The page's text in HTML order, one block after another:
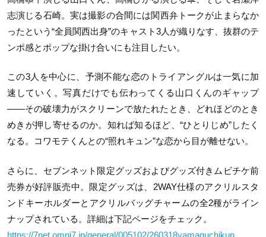
志演じる石崎。実は撮影の合間には関西弁トークが止まらなか
ったという“全員関西出身”のキャスト3人が織りなす、抜群のテ
ンポ感とポップな掛け合いにも注目したい。
この3人を中心に、予測不能な恋のトライアングルは一気に加
速していく。写真だけでも伝わってくる山口くんのギャップ
――その破壊力がスクリーンで放たれたとき、どれほどのとき
めきが押し寄せるのか。知れば知るほど、“ひとりじめ”したく
なる。コワモテくんとの“照れキュン”な恋から目が離せない。
さらに、セブンネット限定グッズおよびグッズ付きムビチケ前
売券が好評販売中。限定グッズは、2WAY仕様のアクリルスタ
ンドキーホルダーとアクリルバッグチャームの全2種がライン
ナップされている。詳細は下記ページをチェック。
https://7net.omni7.jp/general/005102/260318yamaguchikun